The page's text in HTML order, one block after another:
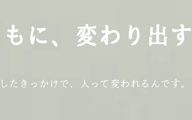
も に 、 変わ り 出 す
も に 、 変わ り 出 す
も に 、 変わ り 出 す
たきっかけで、人って変われるんです。